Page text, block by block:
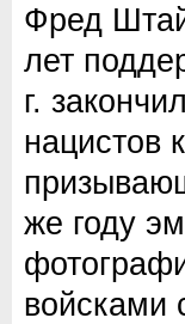
Фред
лет
г.
нацистов
же году
войсками